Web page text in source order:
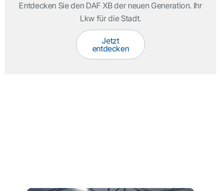
Entdecken Sie den DAF XB der neuen Generation. Ihr
Lkw für die Stadt.
Jetzt
entdecken